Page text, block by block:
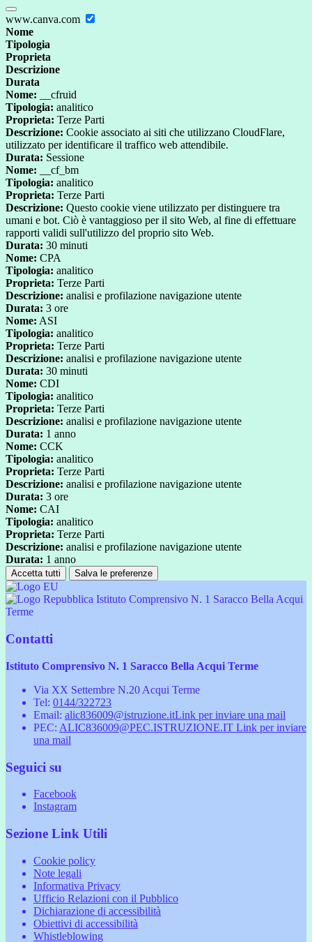
www.canva.com
Nome
Tipologia
Proprieta
Descrizione
Durata
Nome: __cfruid
Tipologia: analitico
Proprieta: Terze Parti
Descrizione: Cookie associato ai siti che utilizzano CloudFlare,
utilizzato per identificare il traffico web attendibile.
Durata: Sessione
Nome: __cf_bm
Tipologia: analitico
Proprieta: Terze Parti
Descrizione: Questo cookie viene utilizzato per distinguere tra
umani e bot. Ciò è vantaggioso per il sito Web, al fine di effettuare
rapporti validi sull'utilizzo del proprio sito Web.
Durata: 30 minuti
Nome: CPA
Tipologia: analitico
Proprieta: Terze Parti
Descrizione: analisi e profilazione navigazione utente
Durata: 3 ore
Nome: ASI
Tipologia: analitico
Proprieta: Terze Parti
Descrizione: analisi e profilazione navigazione utente
Durata: 30 minuti
Nome: CDI
Tipologia: analitico
Proprieta: Terze Parti
Descrizione: analisi e profilazione navigazione utente
Durata: 1 anno
Nome: CCK
Tipologia: analitico
Proprieta: Terze Parti
Descrizione: analisi e profilazione navigazione utente
Durata: 3 ore
Nome: CAI
Tipologia: analitico
Proprieta: Terze Parti
Descrizione: analisi e profilazione navigazione utente
Durata: 1 anno
Accetta tutti Salva le preferenze
Istituto Comprensivo N. 1 Saracco Bella Acqui
Terme
Contatti
Istituto Comprensivo N. 1 Saracco Bella Acqui Terme
Via XX Settembre N.20 Acqui Terme
Tel: 0144/322723
Email: alic836009@istruzione.itLink per inviare una mail
PEC: ALIC836009@PEC.ISTRUZIONE.IT Link per inviare
una mail
Seguici su
Facebook
Instagram
Sezione Link Utili
Cookie policy
Note legali
Informativa Privacy
Ufficio Relazioni con il Pubblico
Dichiarazione di accessibilità
Obiettivi di accessibilità
Whistleblowing